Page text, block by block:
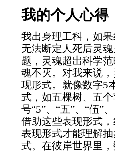
我的个人心得
我出身理工科，如
无法断定人死后灵
题，灵魂超出科学
魂不灭。对我来说
现形式。就像数字5
式，如五棵树、五
号“5”、“五”、“伍”
借助这些表现形式
表现形式才能理解
式。在彼岸世界里